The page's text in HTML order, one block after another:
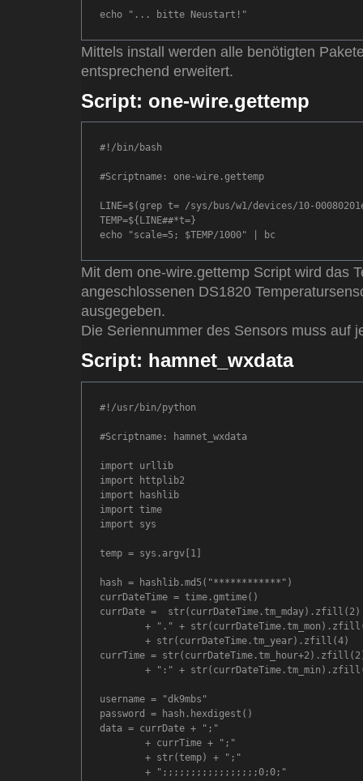
Mittels install werden alle benötigten
entsprechend erweitert.
Script: one-wire.gettemp
#!/bin/bash
#Scriptname: one-wire.gettemp
LINE=$(grep t= /sys/bus/w1/devices/10-
TEMP=${LINE##*t=}
Mit dem one-wire.gettemp Script wird das
angeschlossenen DS1820
ausgegeben.
Die Seriennummer des Sensors muss auf
Script: hamnet_wxdata
#!/usr/bin/python
#Scriptname: hamnet_wxdata
import urllib
import httplib2
import hashlib
import time
import sys
temp = sys.argv[1]
hash = hashlib.md5("************")
currDateTime = time.gmtime()
currDate =
+ "." +
        + str(currDateTime.tm_year).zfill(4)
currTime =
+ ":" +
username = "dk9mbs"
password = hash.hexdigest()
data = currDate + ";"